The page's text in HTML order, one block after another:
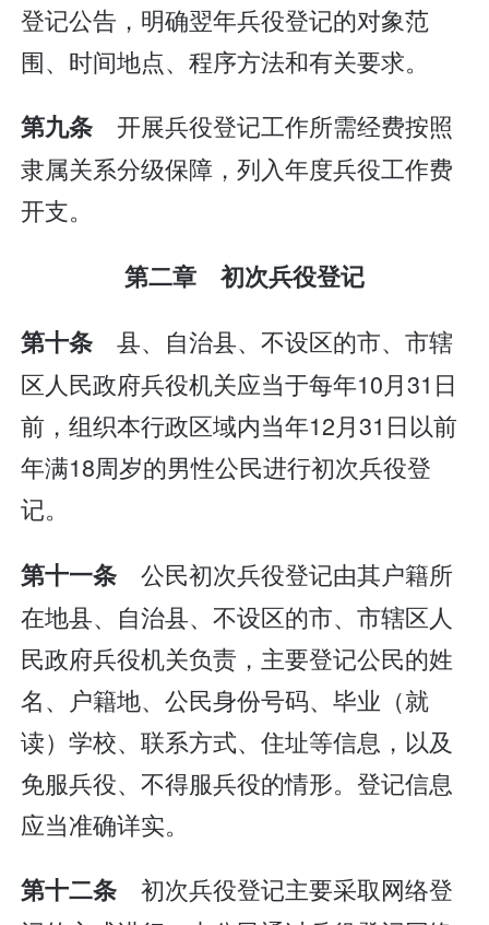
登记公告，明确翌年兵役登记的对象范
围、时间地点、程序方法和有关要求。
第九条开展兵役登记工作所需经费按照
隶属关系分级保障，列入年度兵役工作费
开支。
第二章 初次兵役登记
第十条县、自治县、不设区的市、市辖
区人民政府兵役机关应当于每年10月31日
前，组织本行政区域内当年12月31日以前
年满18周岁的男性公民进行初次兵役登
记。
第十一条公民初次兵役登记由其户籍所
在地县、自治县、不设区的市、市辖区人
民政府兵役机关负责，主要登记公民的姓
名、户籍地、公民身份号码、毕业（就
读）学校、联系方式、住址等信息，以及
免服兵役、不得服兵役的情形。登记信息
应当准确详实。
第十二条初次兵役登记主要采取网络登